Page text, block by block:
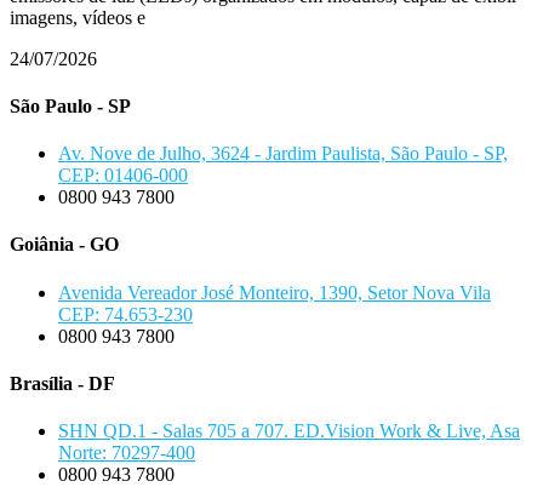
imagens, vídeos e
24/07/2026
São Paulo - SP
Av. Nove de Julho, 3624 - Jardim Paulista, São Paulo - SP,
CEP: 01406-000
0800 943 7800
Goiânia - GO
Avenida Vereador José Monteiro, 1390, Setor Nova Vila
CEP: 74.653-230
0800 943 7800
Brasília - DF
SHN QD.1 - Salas 705 a 707. ED.Vision Work & Live, Asa
Norte: 70297-400
0800 943 7800